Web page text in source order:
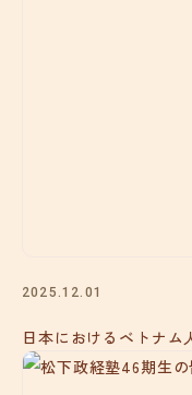
2025.12.01
日本におけるベトナム